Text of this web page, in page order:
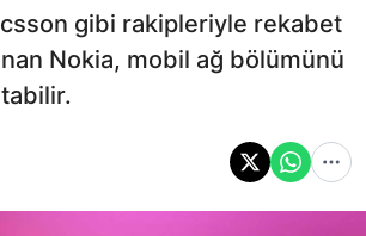
gibi rakipleriyle rekabet
Nokia, mobil ağ bölümünü